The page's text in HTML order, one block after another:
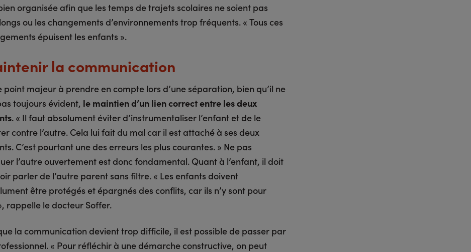
organisée afin que les temps de trajets scolaires ne soient pas
ou les changements d’environnements trop fréquents. « Tous ces
épuisent les enfants ».
la communication
point majeur à prendre en compte lors d’une séparation, bien qu’il ne
toujours évident, le maintien d’un lien correct entre les deux
. « Il faut absolument éviter d’instrumentaliser l’enfant et de le
contre l’autre. Cela lui fait du mal car il est attaché à ses deux
C’est pourtant une des erreurs les plus courantes. » Ne pas
l’autre ouvertement est donc fondamental. Quant à l’enfant, il doit
parler de l’autre parent sans filtre. « Les enfants doivent
être protégés et épargnés des conflits, car ils n’y sont pour
rappelle le docteur Soffer.
la communication devient trop difficile, il est possible de passer par
« Pour réfléchir à une démarche constructive, on peut